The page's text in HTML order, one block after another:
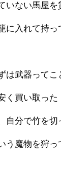
いない馬屋を
に入れて持っ
は武器って
く買い取った
自分で竹を
う魔物を狩